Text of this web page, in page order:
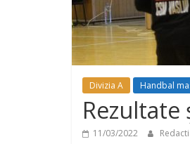
Divizia A Handbal
Rezultate
11/03/2022